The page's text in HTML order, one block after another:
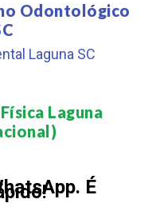
Odontológico
Laguna SC
Laguna
É